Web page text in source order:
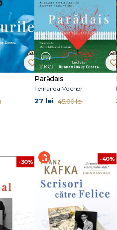
o, s-a afundat ca turbată în
Kafka
Umanist German Naţional,
ca avocat la o companie de
său, poetul Max Brod. În 1914 începe
Kafka nu a terminat
din scrieri. Max Brod a adunat şi a
care dorea ca opera să-i fie
Parădais
Fernanda Melchor
27 lei 45.00 lei
-30% -40%